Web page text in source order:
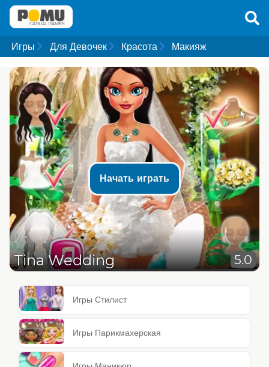
Игры Для Девочек Красота Макияж
Начать играть
Tina Wedding 5.0
Игры Стилист
Игры Парикмахерская